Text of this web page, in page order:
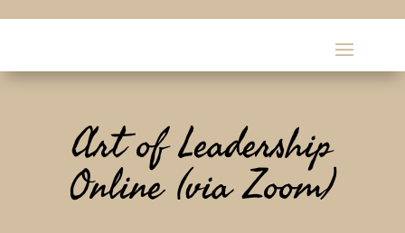
Art of Leadership
Online (via Zoom)